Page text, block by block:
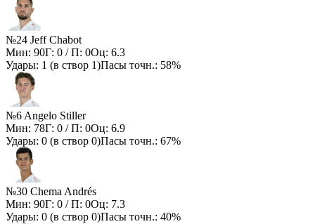
№24 Jeff Chabot
Мин: 90Г: 0 / П: 0Оц: 6.3
Удары: 1 (в створ 1)Пасы точн.: 58%
№6 Angelo Stiller
Мин: 78Г: 0 / П: 0Оц: 6.9
Удары: 0 (в створ 0)Пасы точн.: 67%
№30 Chema Andrés
Мин: 90Г: 0 / П: 0Оц: 7.3
Удары: 0 (в створ 0)Пасы точн.: 40%